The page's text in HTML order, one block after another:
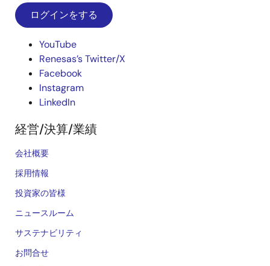
ログインをする
YouTube
Renesas’s Twitter/X
Facebook
Instagram
LinkedIn
経営/決算/業績
会社概要
採用情報
投資家の皆様
ニュースルーム
サステナビリティ
お問合せ